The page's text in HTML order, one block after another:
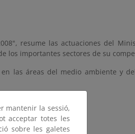
resume las actuaciones del
los importantes sectores de su
las áreas del medio ambiente y
mantenir la sessió,
acceptar totes les
sobre les galetes